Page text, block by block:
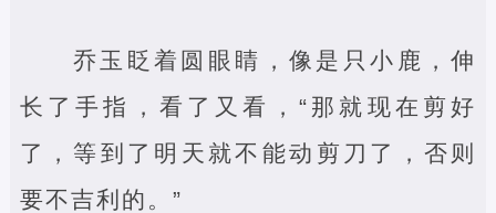
乔玉眨着圆眼睛，像是只小鹿，伸
长了手指，看了又看，“那就现在剪好
了，等到了明天就不能动剪刀了，否则
要不吉利的。”